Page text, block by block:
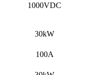
1000VDC
30kW
100A